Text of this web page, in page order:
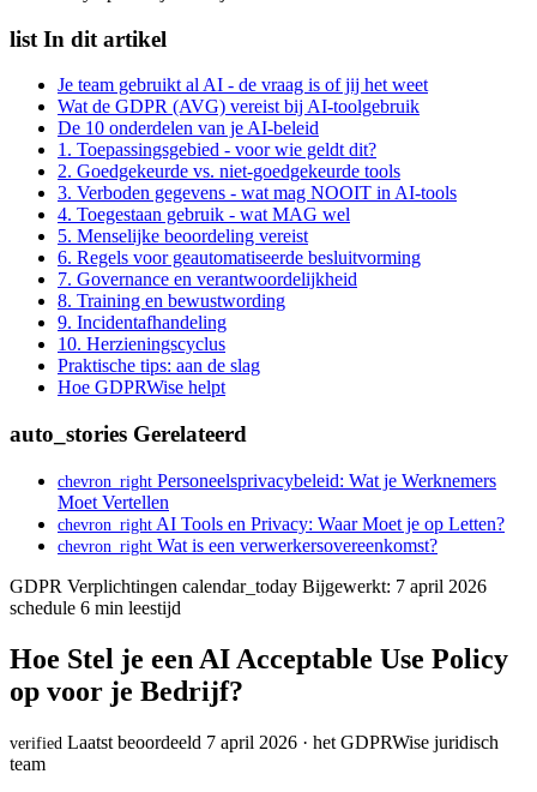
list In dit artikel
Je team gebruikt al AI - de vraag is of jij het weet
Wat de GDPR (AVG) vereist bij AI-toolgebruik
De 10 onderdelen van je AI-beleid
1. Toepassingsgebied - voor wie geldt dit?
2. Goedgekeurde vs. niet-goedgekeurde tools
3. Verboden gegevens - wat mag NOOIT in AI-tools
4. Toegestaan gebruik - wat MAG wel
5. Menselijke beoordeling vereist
6. Regels voor geautomatiseerde besluitvorming
7. Governance en verantwoordelijkheid
8. Training en bewustwording
9. Incidentafhandeling
10. Herzieningscyclus
Praktische tips: aan de slag
Hoe GDPRWise helpt
auto_stories Gerelateerd
chevron_right Personeelsprivacybeleid: Wat je Werknemers
Moet Vertellen
chevron_right AI Tools en Privacy: Waar Moet je op Letten?
chevron_right Wat is een verwerkersovereenkomst?
GDPR Verplichtingen calendar_today Bijgewerkt: 7 april 2026
schedule 6 min leestijd
Hoe Stel je een AI Acceptable Use Policy
op voor je Bedrijf?
verified Laatst beoordeeld 7 april 2026 · het GDPRWise juridisch
team